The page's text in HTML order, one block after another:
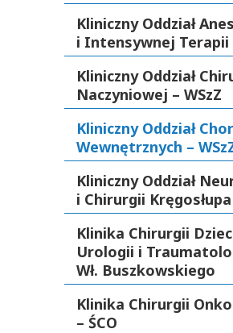
Kliniczny Oddział
i Intensywnej Terapii
Kliniczny Oddział
Naczyniowej – WSzZ
Kliniczny Oddział
Wewnętrznych –
Kliniczny Oddział
i Chirurgii Kręgosłupa
Klinika Chirurgii
Urologii i
Wł. Buszkowskiego
Klinika Chirurgii
– ŚCO